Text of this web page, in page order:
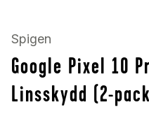
Spigen
Google Pixel 10
Linsskydd (2-